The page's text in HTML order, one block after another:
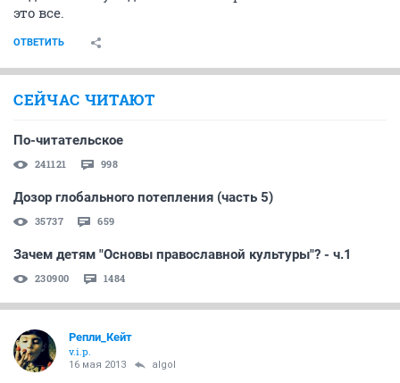
это все.
ОТВЕТИТЬ
СЕЙЧАС ЧИТАЮТ
По-читательское
241121 998
Дозор глобального потепления (часть 5)
35737 659
Зачем детям "Основы православной культуры"? - ч.1
230900 1484
Репли_Кейт
v.i.p.
16 мая 2013 algol